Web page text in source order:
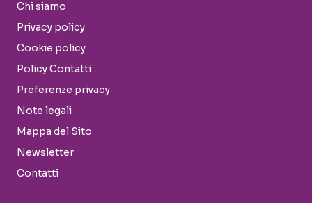
Chi siamo
Privacy policy
Cookie policy
Policy Contatti
Preferenze privacy
Note legali
Mappa del Sito
Newsletter
Contatti